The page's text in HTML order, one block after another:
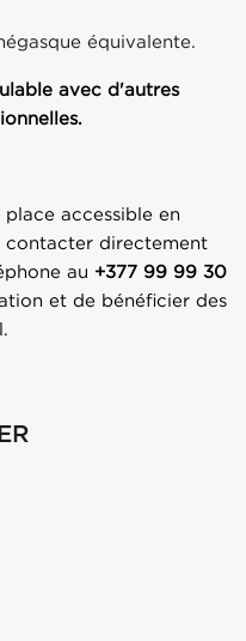
équivalente.
avec d'autres
accessible en
contacter directement
au +377 99 99 30
et de bénéficier des